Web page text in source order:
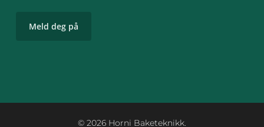
© 2026 Horni Baketeknikk.